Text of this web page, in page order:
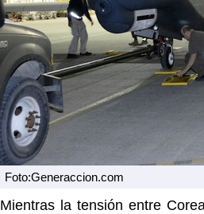
Foto:Generaccion.com
Mientras la tensión entre